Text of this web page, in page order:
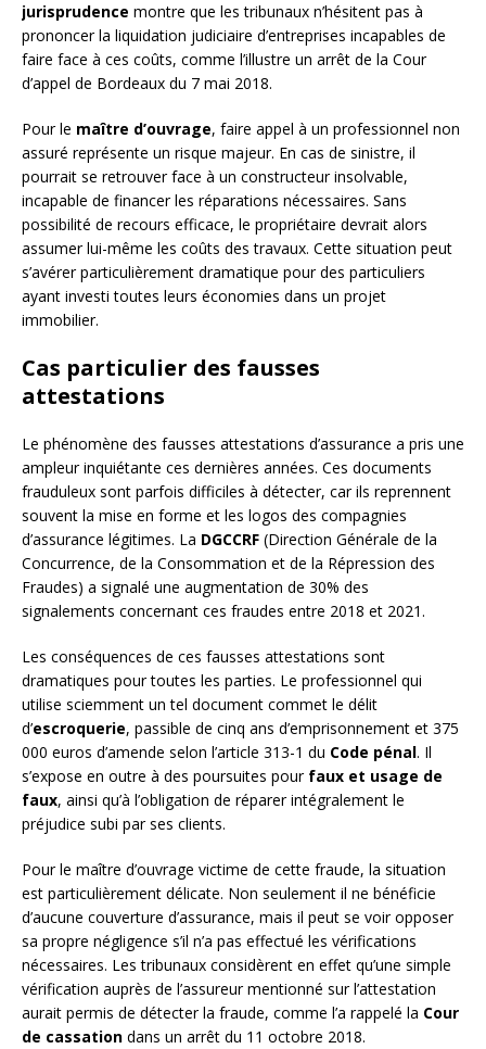
jurisprudence montre que les tribunaux n’hésitent pas à
prononcer la liquidation judiciaire d’entreprises incapables de
faire face à ces coûts, comme l’illustre un arrêt de la Cour
d’appel de Bordeaux du 7 mai 2018.
Pour le maître d’ouvrage, faire appel à un professionnel non
assuré représente un risque majeur. En cas de sinistre, il
pourrait se retrouver face à un constructeur insolvable,
incapable de financer les réparations nécessaires. Sans
possibilité de recours efficace, le propriétaire devrait alors
assumer lui-même les coûts des travaux. Cette situation peut
s’avérer particulièrement dramatique pour des particuliers
ayant investi toutes leurs économies dans un projet
immobilier.
Cas particulier des fausses
attestations
Le phénomène des fausses attestations d’assurance a pris une
ampleur inquiétante ces dernières années. Ces documents
frauduleux sont parfois difficiles à détecter, car ils reprennent
souvent la mise en forme et les logos des compagnies
d’assurance légitimes. La DGCCRF (Direction Générale de la
Concurrence, de la Consommation et de la Répression des
Fraudes) a signalé une augmentation de 30% des
signalements concernant ces fraudes entre 2018 et 2021.
Les conséquences de ces fausses attestations sont
dramatiques pour toutes les parties. Le professionnel qui
utilise sciemment un tel document commet le délit
d’escroquerie, passible de cinq ans d’emprisonnement et 375
000 euros d’amende selon l’article 313-1 du Code pénal. Il
s’expose en outre à des poursuites pour faux et usage de
faux, ainsi qu’à l’obligation de réparer intégralement le
préjudice subi par ses clients.
Pour le maître d’ouvrage victime de cette fraude, la situation
est particulièrement délicate. Non seulement il ne bénéficie
d’aucune couverture d’assurance, mais il peut se voir opposer
sa propre négligence s’il n’a pas effectué les vérifications
nécessaires. Les tribunaux considèrent en effet qu’une simple
vérification auprès de l’assureur mentionné sur l’attestation
aurait permis de détecter la fraude, comme l’a rappelé la Cour
de cassation dans un arrêt du 11 octobre 2018.